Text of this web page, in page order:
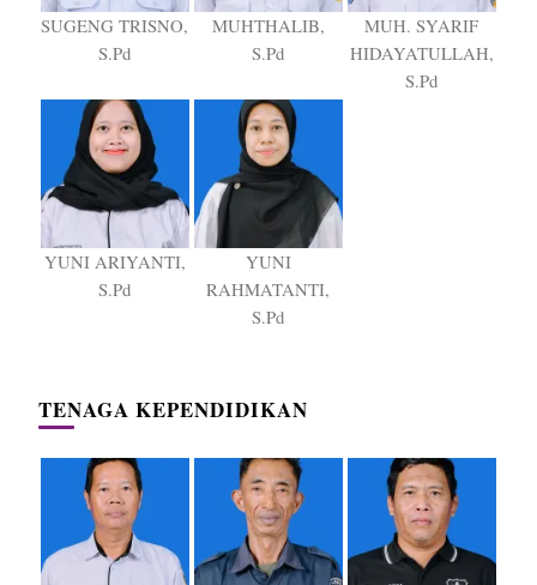
SUGENG TRISNO,
S.Pd
MUHTHALIB,
S.Pd
MUH. SYARIF
HIDAYATULLAH,
S.Pd
YUNI ARIYANTI,
S.Pd
YUNI
RAHMATANTI,
S.Pd
TENAGA KEPENDIDIKAN